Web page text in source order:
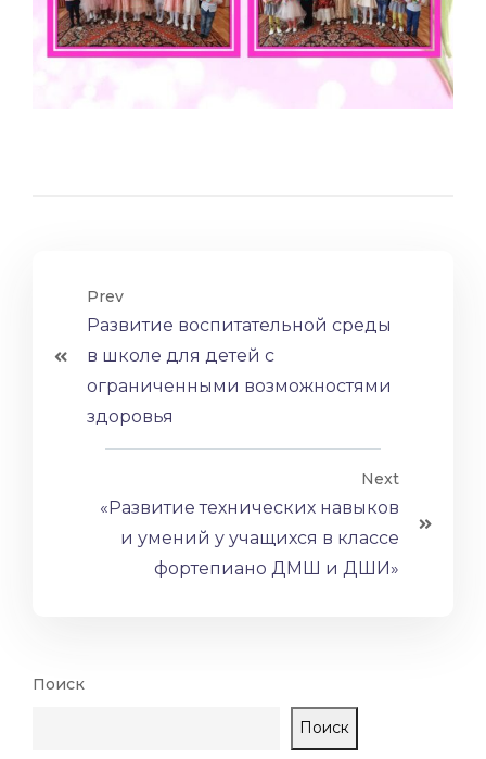
Prev
Развитие воспитательной среды
в школе для детей с
ограниченными возможностями
здоровья
Next
«Развитие технических навыков
и умений у учащихся в классе
фортепиано ДМШ и ДШИ»
Поиск
Поиск